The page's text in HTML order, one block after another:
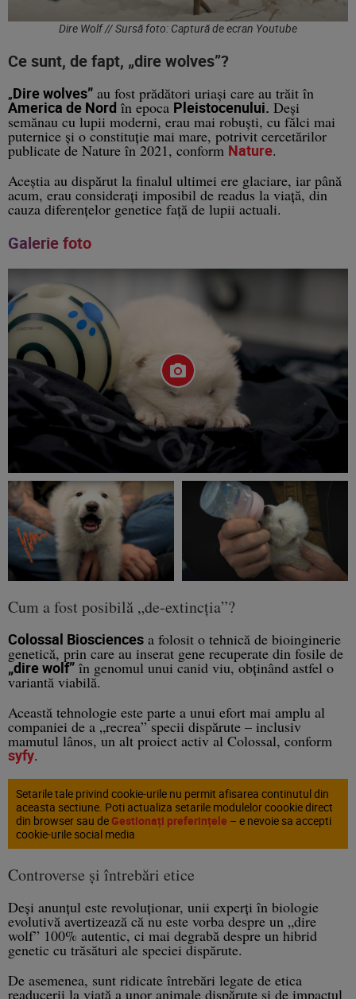
Dire Wolf // Sursă foto: Captură de ecran Youtube
Ce sunt, de fapt, „dire wolves”?
„Dire wolves” au fost prădători uriași care au trăit în
America de Nord în epoca Pleistocenului. Deși
semănau cu lupii moderni, erau mai robuști, cu fălci mai
puternice și o constituție mai mare, potrivit cercetărilor
publicate de Nature în 2021, conform Nature.
Aceștia au dispărut la finalul ultimei ere glaciare, iar până
acum, erau considerați imposibil de readus la viață, din
cauza diferențelor genetice față de lupii actuali.
Galerie foto
Cum a fost posibilă „de-extincția”?
Colossal Biosciences a folosit o tehnică de bioinginerie
genetică, prin care au inserat gene recuperate din fosile de
„dire wolf” în genomul unui canid viu, obținând astfel o
variantă viabilă.
Această tehnologie este parte a unui efort mai amplu al
companiei de a „recrea” specii dispărute – inclusiv
mamutul lânos, un alt proiect activ al Colossal, conform
syfy.
Setarile tale privind cookie-urile nu permit afisarea continutul din
aceasta sectiune. Poti actualiza setarile modulelor coookie direct
din browser sau de Gestionați preferințele – e nevoie sa accepti
cookie-urile social media
Controverse și întrebări etice
Deși anunțul este revoluționar, unii experți în biologie
evolutivă avertizează că nu este vorba despre un „dire
wolf” 100% autentic, ci mai degrabă despre un hibrid
genetic cu trăsături ale speciei dispărute.
De asemenea, sunt ridicate întrebări legate de etica
readucerii la viață a unor animale dispărute și de impactul